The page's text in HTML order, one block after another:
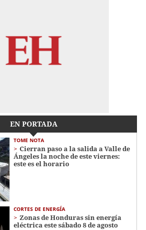
EN PORTADA
TOME NOTA
Cierran paso a la salida a Valle de
Ángeles la noche de este viernes:
este es el horario
CORTES DE ENERGÍA
Zonas de Honduras sin energía
eléctrica este sábado 8 de agosto